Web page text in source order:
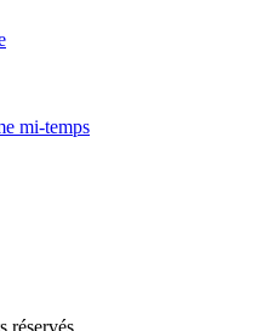
mi-temps
réservés